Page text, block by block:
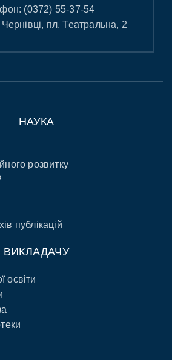
(0372) 55-37-54
пл. Театральна, 2
НАУКА
розвитку
публікацій
ВИКЛАДАЧУ
освіти